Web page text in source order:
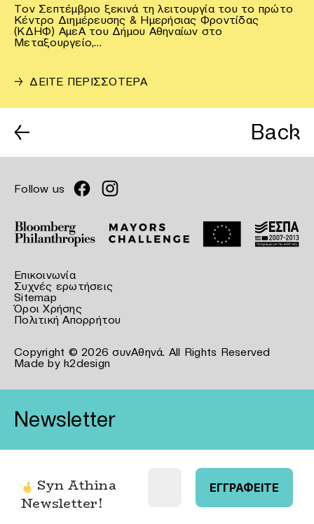
Τον Σεπτέμβριο ξεκινά τη λειτουργία του το πρώτο
Κέντρο Διημέρευσης & Ημερήσιας Φροντίδας
(ΚΔΗΦ) ΑμεΑ του Δήμου Αθηναίων στο
Μεταξουργείο,…
→ ΔΕΙΤΕ ΠΕΡΙΣΣΟΤΕΡΑ
← Back
Follow us
Επικοινωνία
Συχνές ερωτήσεις
Sitemap
Όροι Χρήσης
Πολιτική Απορρήτου
Copyright © 2026 συνΑθηνά. All Rights Reserved
Made by k2design
Newsletter
Syn Athina
Newsletter!